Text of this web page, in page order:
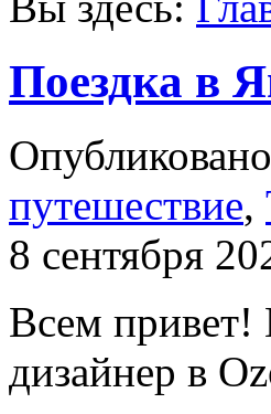
Поездка в
путешествие,
8 сентября
Всем привет!
дизайнер в